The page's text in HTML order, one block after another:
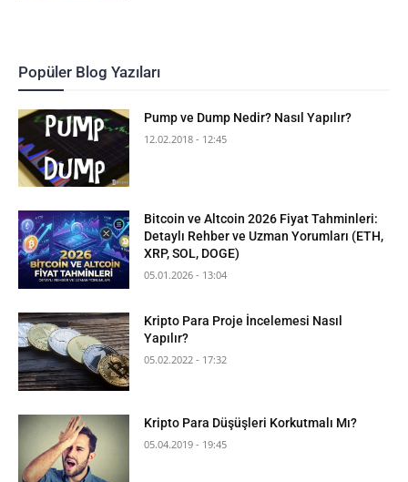
Popüler Blog Yazıları
Pump ve Dump Nedir? Nasıl Yapılır?
12.02.2018 - 12:45
Bitcoin ve Altcoin 2026 Fiyat Tahminleri:
Detaylı Rehber ve Uzman Yorumları (ETH,
XRP, SOL, DOGE)
05.01.2026 - 13:04
Kripto Para Proje İncelemesi Nasıl
Yapılır?
05.02.2022 - 17:32
Kripto Para Düşüşleri Korkutmalı Mı?
05.04.2019 - 19:45